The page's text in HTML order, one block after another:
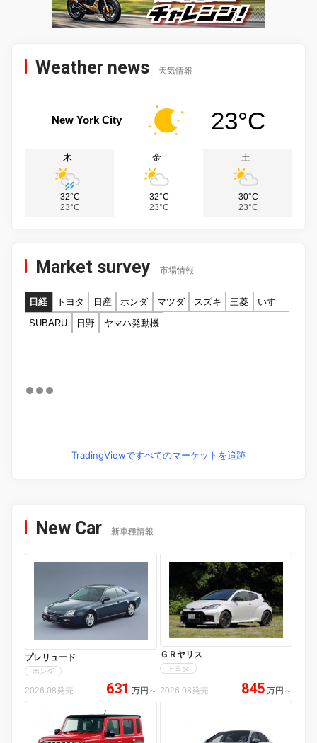
Weather news 天気情報
New York City 23°C
木
32°C
23°C
金
32°C
23°C
土
30°C
23°C
Market survey 市場情報
日経 トヨタ 日産 ホンダ マツダ スズキ 三菱
いすゞ
SUBARU
日野 ヤマハ発動機
TradingViewですべてのマーケットを追跡
New Car 新車種情報
プレリュード
ホンダ
2026.08発売 631 万円 ～
ＧＲヤリス
トヨタ
2026.08発売 845 万円 ～